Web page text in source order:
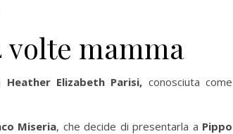
mamma
Heather Elizabeth Parisi, conosciuta come
Miseria, che decide di presentarla a Pippo